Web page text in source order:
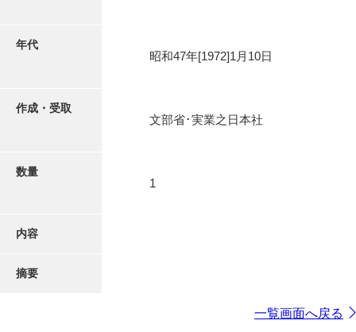
年代
昭和47年[1972]1月10日
作成・受取
文部省･実業之日本社
数量
1
内容
摘要
一覧画面へ戻る